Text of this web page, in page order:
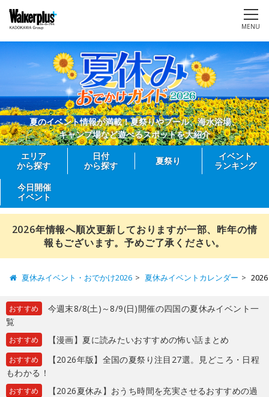
MENU
夏のイベント情報が満載！夏祭りやプール、海水浴場、
キャンプ場など遊べるスポットを大紹介
エリア
から探す
日付
から探す
夏祭り
イベント
ランキング
今日開催
イベント
2026年情報へ順次更新しておりますが一部、昨年の情
報もございます。予めご了承ください。
夏休みイベント・おでかけ2026 夏休みイベントカレンダー
おすすめ
今週末8/8(土)～8/9(日)開催の四国の夏休みイベント一
覧
おすすめ 【漫画】夏に読みたいおすすめの怖い話まとめ
おすすめ
【2026年版】全国の夏祭り注目27選。見どころ・日程
もわかる！
おすすめ
【2026夏休み】おうち時間を充実させるおすすめの過